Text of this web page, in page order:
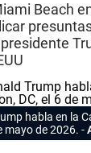
Beach
habla en la
mayo de 2026.